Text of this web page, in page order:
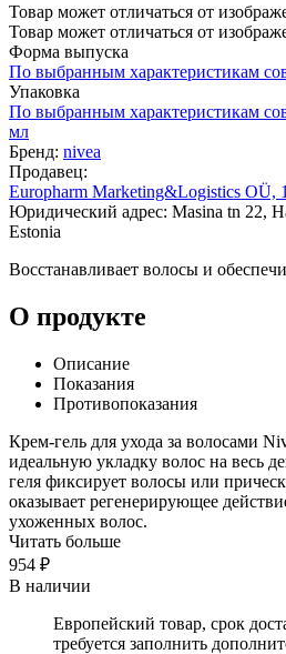
Товар может отличаться от
Товар может отличаться от
Форма выпуска
По выбранным характеристикам
Упаковка
По выбранным характеристикам
мл
Бренд: nivea
Продавец:
Europharm Marketing&Logistics OÜ,
Юридический адрес: Masina tn 22,
Estonia
Восстанавливает волосы и
О продукте
Описание
Показания
Противопоказания
Крем-гель для ухода за волосами
идеальную укладку волос на весь
геля фиксирует волосы или
оказывает регенерирующее
ухоженных волос.
Читать больше
954 ₽
В наличии
Европейский товар, срок
требуется заполнить